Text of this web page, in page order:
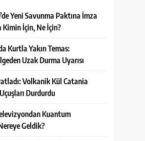
Yeni Savunma Paktına İmza
İçin, Ne İçin?
Kurtla Yakın Temas:
Uzak Durma Uyarısı
Volkanik Kül Catania
Durdurdu
Kuantum
Geldik?